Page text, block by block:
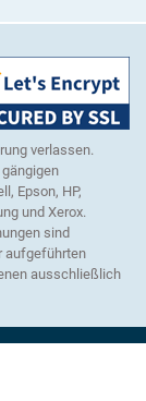
verlassen.
Epson, HP,
und Xerox.
sind
aufgeführten
ausschließlich